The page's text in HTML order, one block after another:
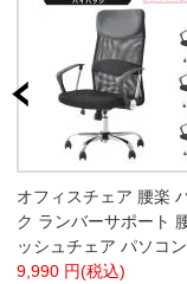
オフィスチェア 腰楽
ク ランバーサポート
ッシュチェア パソコ
幅620×奥620×高さ
9,990 円(税込)